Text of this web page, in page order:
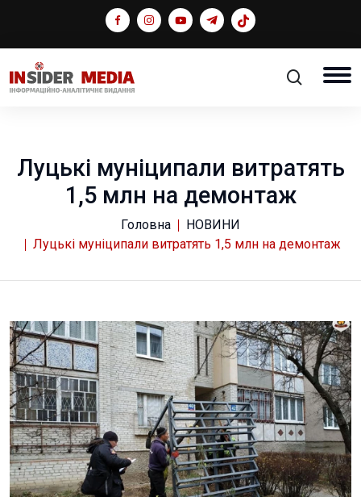
Луцькі муніципали витратять
1,5 млн на демонтаж
Головна
НОВИНИ
Луцькі муніципали витратять 1,5 млн на демонтаж